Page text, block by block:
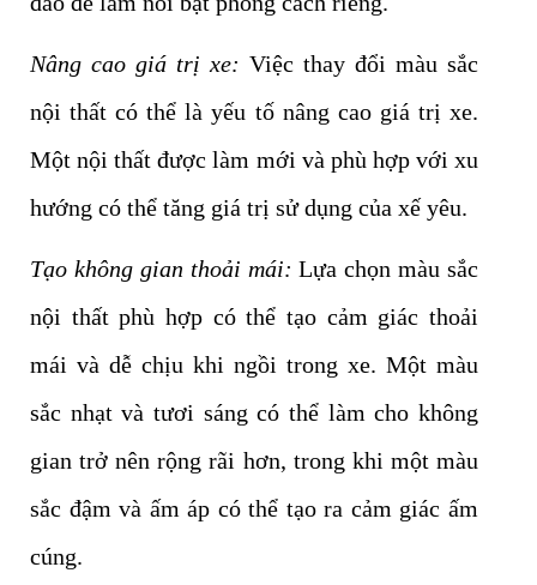
Nâng cao giá trị xe: Việc thay đổi màu sắc
nội thất có thể là yếu tố nâng cao giá trị xe.
Một nội thất được làm mới và phù hợp với xu
hướng có thể tăng giá trị sử dụng của xế yêu.
Tạo không gian thoải mái: Lựa chọn màu sắc
nội thất phù hợp có thể tạo cảm giác thoải
mái và dễ chịu khi ngồi trong xe. Một màu
sắc nhạt và tươi sáng có thể làm cho không
gian trở nên rộng rãi hơn, trong khi một màu
sắc đậm và ấm áp có thể tạo ra cảm giác ấm
cúng.